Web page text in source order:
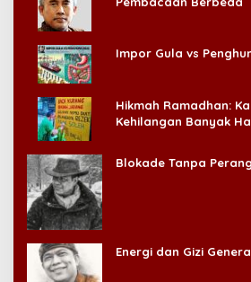
Impor Gula vs
Hikmah Ramadhan:
Kehilangan Banyak
Blokade Tanpa
Energi dan Gizi